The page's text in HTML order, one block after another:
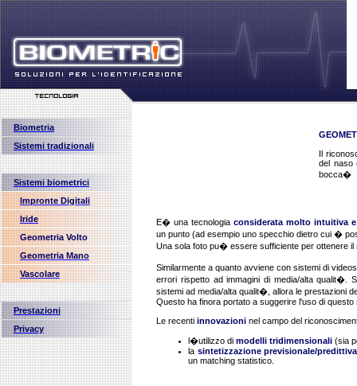
Biometria
Sistemi tradizionali
Sistemi biometrici
Impronte Digitali
Iride
Geometria Volto
Geometria Mano
Vascolare
Prestazioni
Privacy
Il
del naso
bocca�
E� una tecnologiaconsiderata molto intuitiva
un punto (ad esempio uno specchio dietro cui �
Una sola foto pu� essere sufficiente per ottenere il
Similarmente a quanto avviene con sistemi di
errori rispetto ad immagini di media/alta qualit�.
sistemi ad media/alta qualit�, allora le prestazioni
Questo ha finora portato a suggerire l'uso di
Le recentiinnovazioni nel campo del
l�utilizzo dimodelli tridimensionali (sia
la sintetizzazione previsionale/
un matching statistico.